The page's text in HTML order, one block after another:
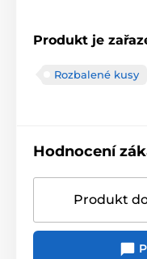
Produkt je
Rozbalené kusy
Hodnocení
Produkt